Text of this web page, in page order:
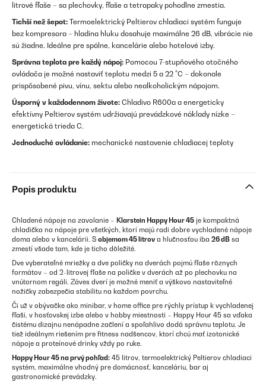
litrové fľaše – sa plechovky, fľaše a tetrapaky pohodlne zmestia.
Tichší než šepot: Termoelektrický Peltierov chladiaci systém funguje
bez kompresora – hladina hluku dosahuje maximálne 26 dB, vibrácie nie
sú žiadne. Ideálne pre spálne, kancelárie alebo hotelové izby.
Správna teplota pre každý nápoj: Pomocou 7-stupňového otočného
ovládača je možné nastaviť teplotu medzi 5 a 22 °C – dokonale
prispôsobené pivu, vínu, sektu alebo nealkoholickým nápojom.
Úsporný v každodennom živote: Chladivo R600a a energeticky
efektívny Peltierov systém udržiavajú prevádzkové náklady nízke –
energetická trieda C.
Jednoduché ovládanie: mechanické nastavenie chladiacej teploty
Popis produktu
Chladené nápoje na zavolanie – Klarstein Happy Hour 45 je kompaktná
chladička na nápoje pre všetkých, ktorí majú radi dobre vychladené nápoje
doma alebo v kancelárii. S objemom 45 litrov a hlučnosťou iba 26 dB sa
zmestí všade tam, kde je ticho dôležité.
Dve vyberateľné mriežky a dve poličky na dverách pojmú fľaše rôznych
formátov – od 2-litrovej fľaše na poličke v dverách až po plechovku na
vnútornom regáli. Záves dverí je možné meniť a výškovo nastaviteľné
nožičky zabezpečia stabilitu na každom povrchu.
Či už v obývačke ako minibar, v home office pre rýchly prístup k vychladenej
fľaši, v hosťovskej izbe alebo v hobby miestnosti – Happy Hour 45 sa vďaka
čistému dizajnu nenápadne začlení a spoľahlivo dodá správnu teplotu. Je
tiež ideálnym riešením pre fitness nadšencov, ktorí chcú mať izotonické
nápoje a proteínové drinky vždy po ruke.
Happy Hour 45 na prvý pohľad: 45 litrov, termoelektrický Peltierov chladiaci
systém, maximálne vhodný pre domácnosť, kanceláriu, bar aj
gastronomické prevádzky.